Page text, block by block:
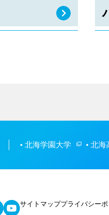
北海学園大学 北海
サイトマッププライバシー